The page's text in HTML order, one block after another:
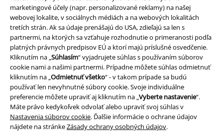
marketingové účely (napr. personalizované reklamy) na našej
webovej lokalite, v sociálnych médiách a na webových lokalitách
tretích strán. Ak sa údaje prenášajú do USA, zdieľajú sa len s
partnermi, na ktorých sa vzťahuje rozhodnutie o primeranosti podľa
platných právnych predpisov EÚ a ktorí majú príslušné osvedčenie.
Kliknutím na „Súhlasím“ vyjadrujete súhlas s používaním súborov
cookie nami a našimi partnermi. Prípadne môžete súhlas odmietnuť
kliknutím na „Odmietnuť všetko“ - v takom prípade sa budú
používať len nevyhnutné súbory cookie. Svoje individuálne
preferencie môžete upraviť aj kliknutím na „Vyberte nastavenie“.
Máte právo kedykoľvek odvolať alebo upraviť svoj súhlas v
Nastavenia súborov cookie. Ďalšie informácie o ochrane údajov
nájdete na stránkeZásady ochrany osobných údajov.
Podmienky
Imprint
Ochrana osobných údajov
Likvidácia odpadu a ochrana životného prostredia
Vyhlásenie o zhode
Informácie o prístupnosti